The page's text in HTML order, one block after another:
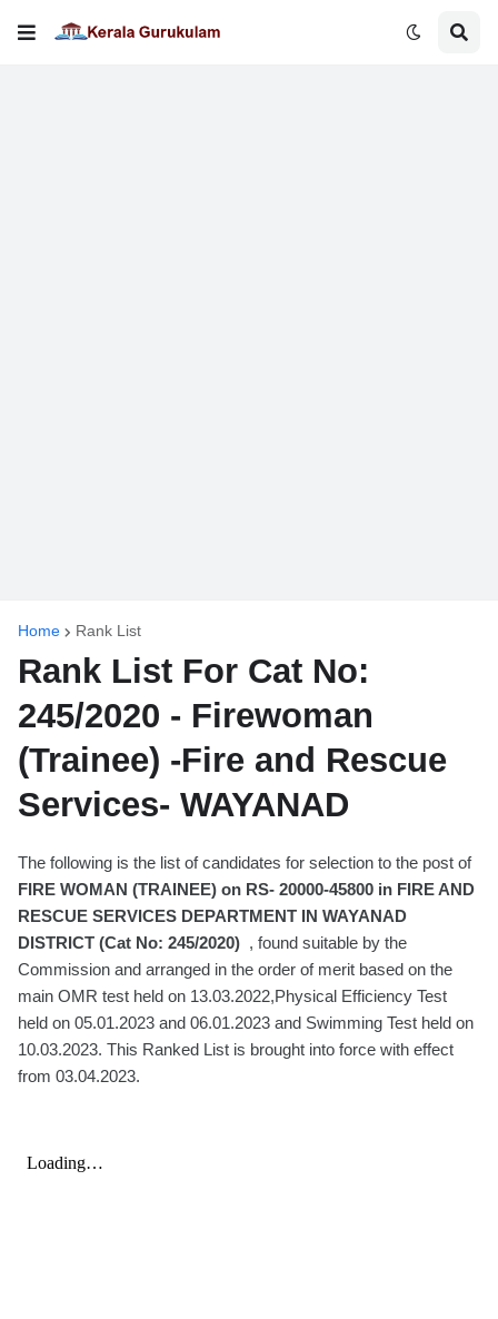
Home Rank List
Rank List For Cat No:
245/2020 - Firewoman
(Trainee) -Fire and Rescue
Services- WAYANAD
The following is the list of candidates for selection to the post of
FIRE WOMAN (TRAINEE) on RS- 20000-45800 in FIRE AND
RESCUE SERVICES DEPARTMENT IN WAYANAD
DISTRICT (Cat No: 245/2020) , found suitable by the
Commission and arranged in the order of merit based on the
main OMR test held on 13.03.2022,Physical Efficiency Test
held on 05.01.2023 and 06.01.2023 and Swimming Test held on
10.03.2023. This Ranked List is brought into force with effect
from 03.04.2023.